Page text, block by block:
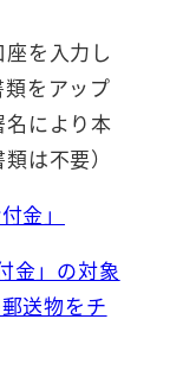
を入力し
をアップ
により本
は不要）
金」
金」の対象
送物をチ